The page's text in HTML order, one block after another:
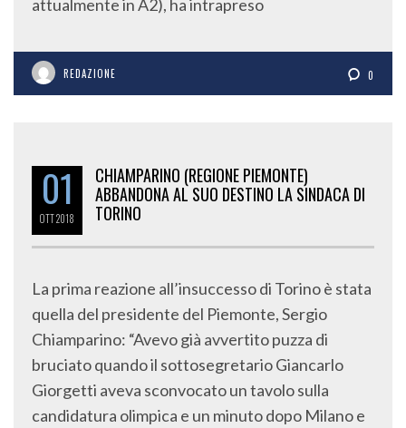
attualmente in A2), ha intrapreso
REDAZIONE 0
01
OTT2018
CHIAMPARINO (REGIONE PIEMONTE)
ABBANDONA AL SUO DESTINO LA SINDACA DI
TORINO
La prima reazione all’insuccesso di Torino è stata
quella del presidente del Piemonte, Sergio
Chiamparino: “Avevo già avvertito puzza di
bruciato quando il sottosegretario Giancarlo
Giorgetti aveva sconvocato un tavolo sulla
candidatura olimpica e un minuto dopo Milano e